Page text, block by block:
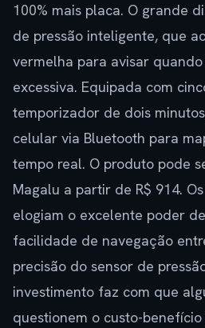
100% mais placa. O grande
de pressão inteligente, que
vermelha para avisar
excessiva. Equipada com
temporizador de dois
celular via Bluetooth para
tempo real. O produto pode
Magalu a partir de R$ 914.
elogiam o excelente poder
facilidade de navegação
precisão do sensor de
investimento faz com que
questionem o custo-